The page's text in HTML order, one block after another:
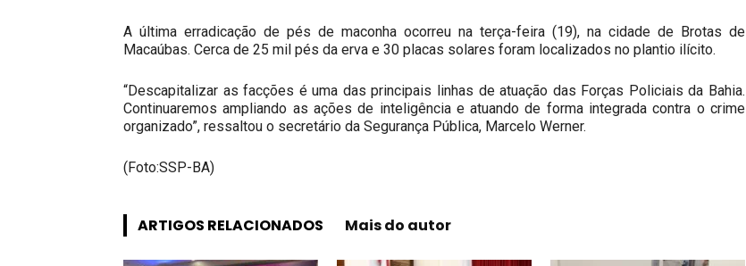
A última erradicação de pés de maconha ocorreu na terça-feira (19), na cidade de Brotas de
Macaúbas. Cerca de 25 mil pés da erva e 30 placas solares foram localizados no plantio ilícito.
“Descapitalizar as facções é uma das principais linhas de atuação das Forças Policiais da Bahia.
Continuaremos ampliando as ações de inteligência e atuando de forma integrada contra o crime
organizado”, ressaltou o secretário da Segurança Pública, Marcelo Werner.
(Foto:SSP-BA)
ARTIGOS RELACIONADOS Mais do autor